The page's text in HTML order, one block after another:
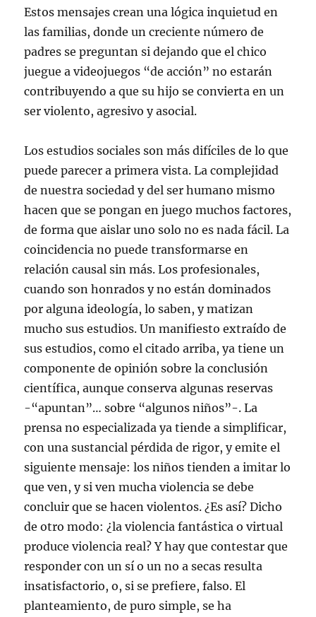
Estos mensajes crean una lógica inquietud en
las familias, donde un creciente número de
padres se preguntan si dejando que el chico
juegue a videojuegos “de acción” no estarán
contribuyendo a que su hijo se convierta en un
ser violento, agresivo y asocial.
Los estudios sociales son más difíciles de lo que
puede parecer a primera vista. La complejidad
de nuestra sociedad y del ser humano mismo
hacen que se pongan en juego muchos factores,
de forma que aislar uno solo no es nada fácil. La
coincidencia no puede transformarse en
relación causal sin más. Los profesionales,
cuando son honrados y no están dominados
por alguna ideología, lo saben, y matizan
mucho sus estudios. Un manifiesto extraído de
sus estudios, como el citado arriba, ya tiene un
componente de opinión sobre la conclusión
científica, aunque conserva algunas reservas
-“apuntan”… sobre “algunos niños”-. La
prensa no especializada ya tiende a simplificar,
con una sustancial pérdida de rigor, y emite el
siguiente mensaje: los niños tienden a imitar lo
que ven, y si ven mucha violencia se debe
concluir que se hacen violentos. ¿Es así? Dicho
de otro modo: ¿la violencia fantástica o virtual
produce violencia real? Y hay que contestar que
responder con un sí o un no a secas resulta
insatisfactorio, o, si se prefiere, falso. El
planteamiento, de puro simple, se ha